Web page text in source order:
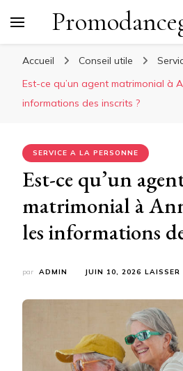
Accueil Conseil utile
Est-ce qu’un agent matrimonial à
informations des inscrits ?
SERVICE A LA PERSONNE
Est-ce qu’un
matrimonial à
les informations
par ADMIN JUIN 10, 2026 LAISSER